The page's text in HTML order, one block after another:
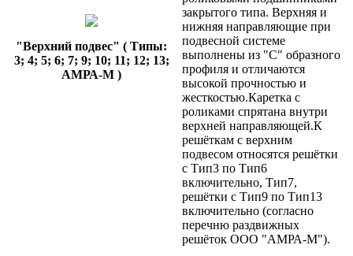
"Верхний подвес" ( Типы:
3; 4; 5; 6; 7; 9; 10; 11; 12; 13;
АМРА-М )
закрытого типа. Верхняя и
нижняя направляющие при
подвесной системе
выполнены из "С" образного
профиля и отличаются
высокой прочностью и
жесткостью.Каретка с
роликами спрятана внутри
верхней направляющей.К
решёткам с верхним
подвесом относятся решётки
с Тип3 по Тип6
включительно, Тип7,
решётки с Тип9 по Тип13
включительно (согласно
перечню раздвижных
решёток ООО "АМРА-М").